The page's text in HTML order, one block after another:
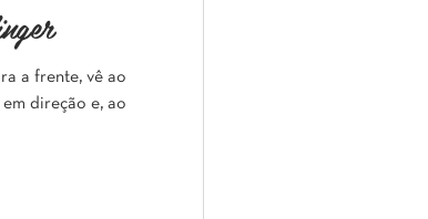
a frente, vê ao
direção e, ao